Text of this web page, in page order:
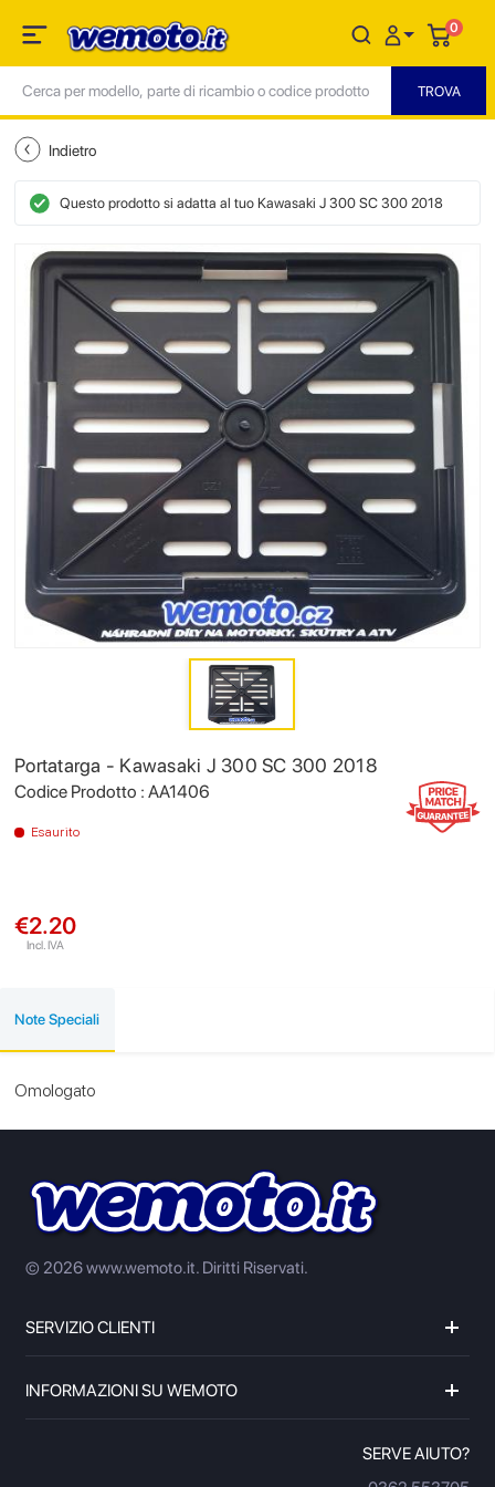
0
Indietro
Questo prodotto si adatta al tuo Kawasaki J 300 SC 300 2018
Portatarga - Kawasaki J 300 SC 300 2018
Codice Prodotto : AA1406
Esaurito
€2.20
Incl. IVA
Note Speciali
Omologato
© 2026 www.wemoto.it. Diritti Riservati.
SERVIZIO CLIENTI
INFORMAZIONI SU WEMOTO
SERVE AIUTO?